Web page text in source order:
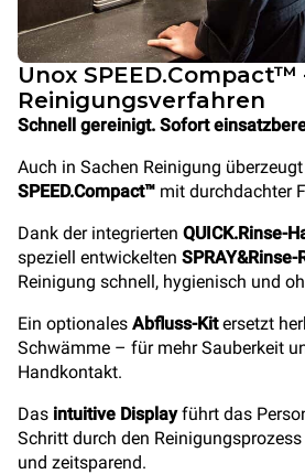
Unox SPEED.Compact™
Reinigungsverfahren
Schnell gereinigt. Sofort
Auch in Sachen Reinigung
SPEED.Compact™ mit durchdachter
Dank der integrierten QUICK.Rinse-
speziell entwickelten SPRAY&Rinse-
Reinigung schnell, hygienisch und
Ein optionales Abfluss-Kitersetzt
Schwämme – für mehr Sauberkeit
Handkontakt.
Das intuitive Displayführt das
Schritt durch den
und zeitsparend.